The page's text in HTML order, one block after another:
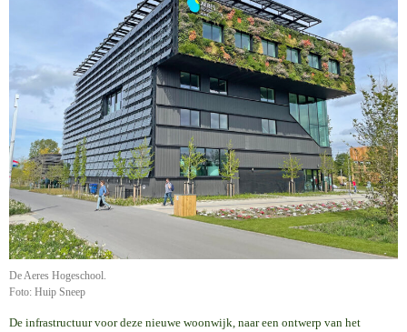
De Aeres Hogeschool.
Foto: Huip Sneep
De infrastructuur voor deze nieuwe woonwijk, naar een ontwerp van het